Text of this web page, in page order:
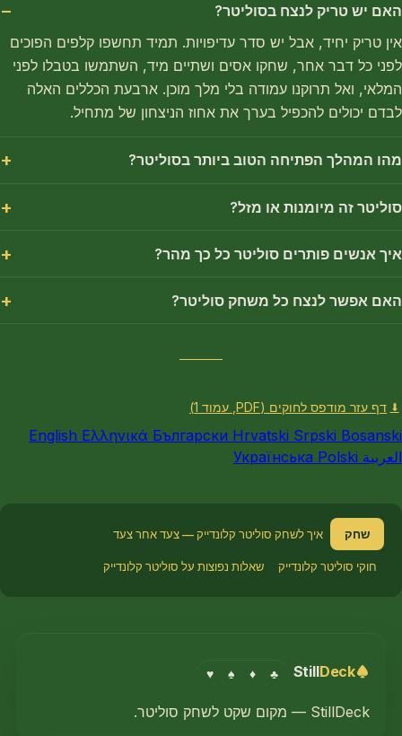
האם יש טריק לנצח בסוליטר?
אין טריק יחיד, אבל יש סדר עדיפויות. תמיד תחשפו קלפים הפוכים
לפני כל דבר אחר, שחקו אסים ושתיים מיד, השתמשו בטבלו לפני
המלאי, ואל תרוקנו עמודה בלי מלך מוכן. ארבעת הכללים האלה
לבדם יכולים להכפיל בערך את אחוז הניצחון של מתחיל.
מהו המהלך הפתיחה הטוב ביותר בסוליטר?
סוליטר זה מיומנות או מזל?
איך אנשים פותרים סוליטר כל כך מהר?
האם אפשר לנצח כל משחק סוליטר?
⬇ דף עזר מודפס לחוקים (PDF, עמוד 1)
English Ελληνικά Български Hrvatski Srpski Bosanski
العربية
Українська Polski
שחק איך לשחק סוליטר קלונדייק — צעד אחר צעד
חוקי סוליטר קלונדייק שאלות נפוצות על סוליטר קלונדייק
StillDeck
♥ ♠ ♦ ♣
StillDeck — מקום שקט לשחק סוליטר.